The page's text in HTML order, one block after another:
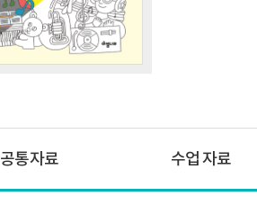
공통자료 수업 자료